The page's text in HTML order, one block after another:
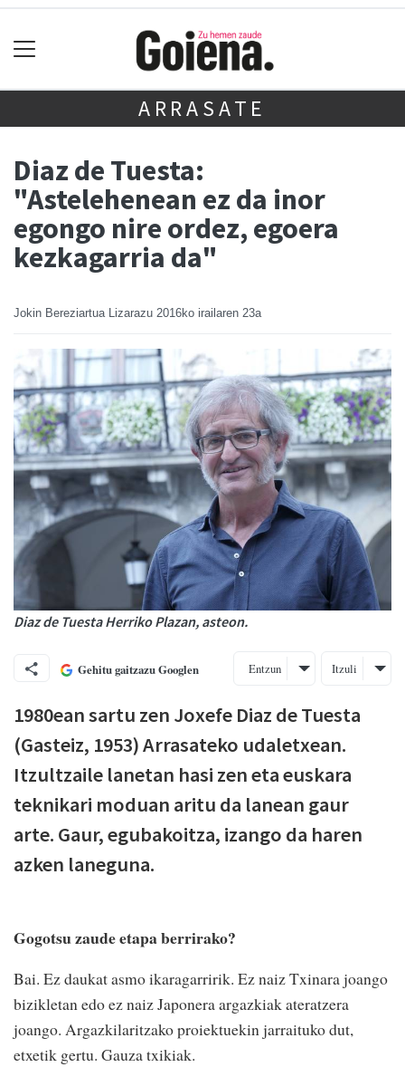
ARRASATE
Diaz de Tuesta:
"Astelehenean ez da inor
egongo nire ordez, egoera
kezkagarria da"
Jokin Bereziartua Lizarazu 2016ko irailaren 23a
Diaz de Tuesta Herriko Plazan, asteon.
Gehitu gaitzazu Googlen Entzun Itzuli
1980ean sartu zen Joxefe Diaz de Tuesta
(Gasteiz, 1953) Arrasateko udaletxean.
Itzultzaile lanetan hasi zen eta euskara
teknikari moduan aritu da lanean gaur
arte. Gaur, egubakoitza, izango da haren
azken laneguna.
Gogotsu zaude etapa berrirako?
Bai. Ez daukat asmo ikaragarririk. Ez naiz Txinara joango
bizikletan edo ez naiz Japonera argazkiak ateratzera
joango. Argazkilaritzako proiektuekin jarraituko dut,
etxetik gertu. Gauza txikiak.